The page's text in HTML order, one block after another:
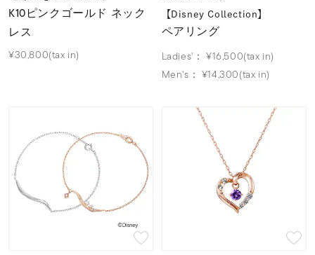
K10ピンクゴールド ネック
レス
¥30,800(tax in)
【Disney Collection】
ペアリング
Ladies'： ¥16,500(tax in)
Men's： ¥14,300(tax in)